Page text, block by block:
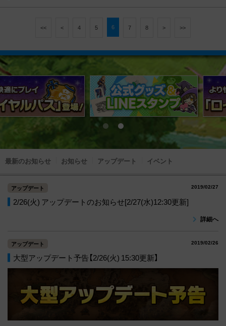
<< < 4 5 6 7 8 > >>
最新のお知らせ お知らせ アップデート イベント
アップデート 2019/02/27
2/26(火) アップデートのお知らせ[2/27(水)12:30更新]
詳細へ
アップデート 2019/02/26
大型アップデート予告【2/26(火) 15:30更新】